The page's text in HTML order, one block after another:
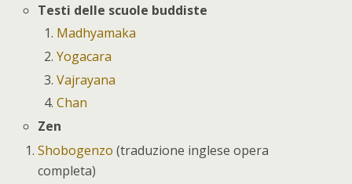
Testi delle scuole buddiste
Madhyamaka
Yogacara
Vajrayana
Chan
Zen
Shobogenzo (traduzione inglese opera
completa)